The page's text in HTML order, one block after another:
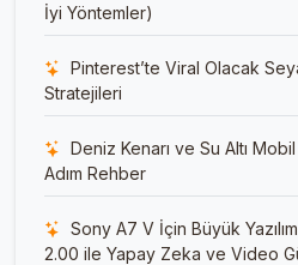
İyi Yöntemler)
Pinterest’te Viral Olacak
Stratejileri
Deniz Kenarı ve Su Altı
Adım Rehber
Sony A7 V İçin Büyük
2.00 ile Yapay Zeka ve Video